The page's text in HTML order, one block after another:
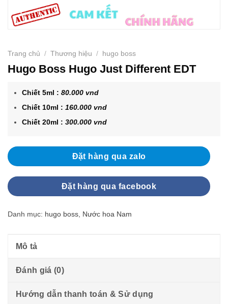
Trang chủ / Thương hiệu / hugo boss
Hugo Boss Hugo Just Different EDT
Chiết 5ml :80.000 vnd
Chiết 10ml :160.000 vnd
Chiết 20ml :300.000 vnd
Đặt hàng qua zalo
Đặt hàng qua facebook
Danh mục: hugo boss Nước hoa Nam
Mô tả
Đánh giá (0)
Hướng dẫn thanh toán & Sử dụng